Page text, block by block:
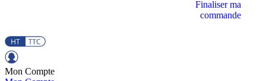
Finaliser ma
commande
Mon Compte